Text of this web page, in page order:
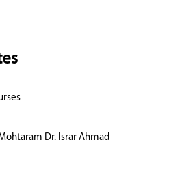
Dr. Israr Ahmad